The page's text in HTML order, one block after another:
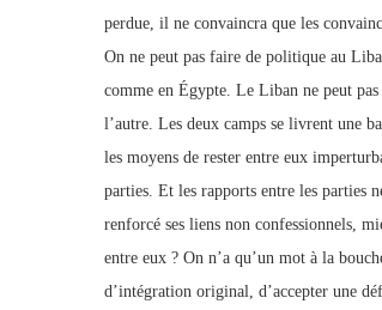
perdue, il ne convaincra que les
On ne peut pas faire de politique au
comme en Égypte. Le Liban ne peut
l’autre. Les deux camps se livrent une
les moyens de rester entre eux
parties. Et les rapports entre les parties
renforcé ses liens non confessionnels,
entre eux ? On n’a qu’un mot à la
d’intégration original, d’accepter une